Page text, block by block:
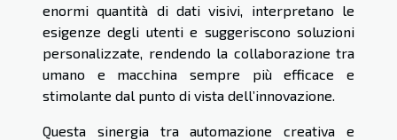
enormi quantità di dati visivi, interpretano le
esigenze degli utenti e suggeriscono soluzioni
personalizzate, rendendo la collaborazione tra
umano e macchina sempre più efficace e
stimolante dal punto di vista dell’innovazione.
Questa sinergia tra automazione creativa e